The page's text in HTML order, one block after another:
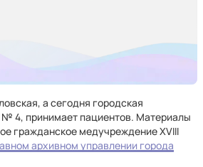
а сегодня городская
№ 4, принимает пациентов. Материалы
гражданское медучреждение XVIII
архивном управлении города